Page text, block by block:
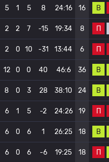
5 1 5 8 24:16 16 В
2 2 7 -15 19:34 8 П
2 0 10 -31 13:44 6 П
12 0 0 40 46:6 36 В
8 0 3 28 38:10 24 В
6 1 5 -2 24:26 19 П
6 0 6 1 26:25 18 В
6 0 6 -6 19:25 18 П